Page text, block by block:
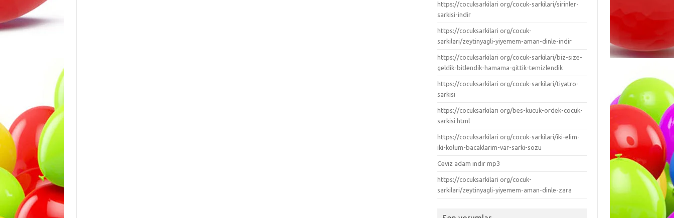
https://cocuksarkilari org/cocuk-sarkilari/sirinler-
sarkisi-indir
https://cocuksarkilari org/cocuk-
sarkilari/zeytinyagli-yiyemem-aman-dinle-indir
https://cocuksarkilari org/cocuk-sarkilari/biz-size-
geldik-bitlendik-hamama-gittik-temizlendik
https://cocuksarkilari org/cocuk-sarkilari/tiyatro-
sarkisi
https://cocuksarkilari org/bes-kucuk-ordek-cocuk-
sarkisi html
https://cocuksarkilari org/cocuk-sarkilari/iki-elim-
iki-kolum-bacaklarim-var-sarki-sozu
Cevız adam ındır mp3
https://cocuksarkilari org/cocuk-
sarkilari/zeytinyagli-yiyemem-aman-dinle-zara